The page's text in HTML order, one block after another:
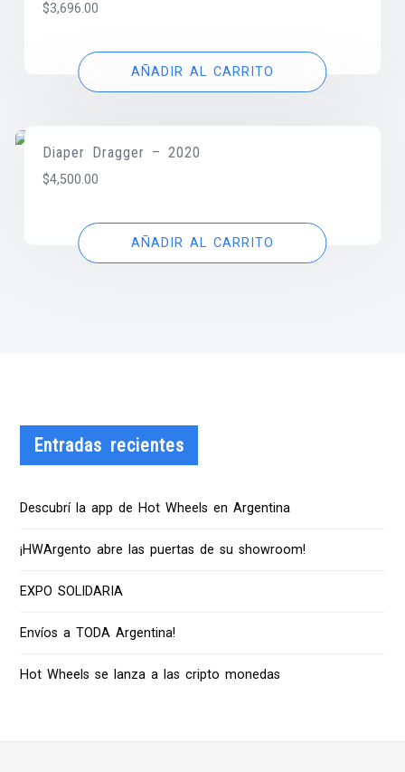
$3,696.00
AÑADIR AL CARRITO
Diaper Dragger – 2020
$4,500.00
AÑADIR AL CARRITO
Entradas recientes
Descubrí la app de Hot Wheels en Argentina
¡HWArgento abre las puertas de su showroom!
EXPO SOLIDARIA
Envíos a TODA Argentina!
Hot Wheels se lanza a las cripto monedas